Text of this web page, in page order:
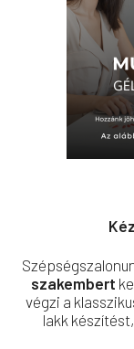
szakembert
végzi a
lakk